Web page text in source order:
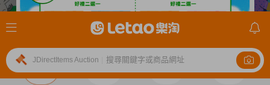
JDirectItems Auction 搜尋關鍵字或商品網址